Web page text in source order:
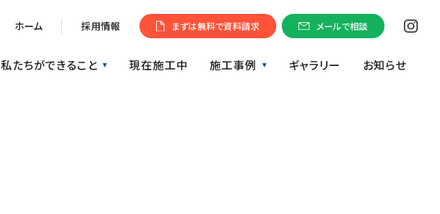
ホーム 採用情報 まずは無料で資料請求 メールで相談
私たちができること 現在施工中 施工事例 ギャラリー お知らせ